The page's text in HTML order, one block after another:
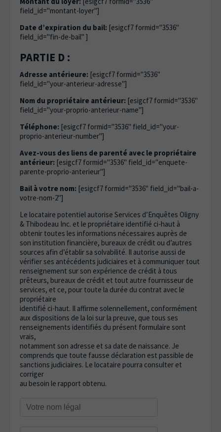
field_id="montant-loyer"]
Date d’expiration du bail: [esigcf7 formid="3536"
field_id="fin-de-bail" ]
PARTIE D :
Adresse antérieure: [esigcf7 formid="3536"
field_id="your-anterieur-adresse"]
Nom du propriétaire antérieur: [esigcf7 formid="3536"
field_id="your-proprio-anterieur-name"]
Téléphone: [esigcf7 formid="3536" field_id="your-
proprio-anterieur-number"]
Avez-vous des liens de parenté avec le propriétaire
antérieur: [esigcf7 formid="3536" field_id="enquete-
parente-proprio-anterieur"]
Bail à votre nom: [esigcf7 formid="3536" field_id="bail-a-
votre-nom-2"]
Le locataire potentiel autorise Services d’Enquêtes Oligny
& Thibodeau Inc. et le propriétaire identifié ci-haut à
obtenir toutes les informations nécessaires auprès de
son institution financière, bureaux de crédit ou d’autres
sources afin d’établir sa solvabilité. Il autorise aussi de
vérifier ses antécédents judiciaires et à communiquer tout
renseignement sur son expérience de crédit à tous
prêteurs, bureaux de crédit et tout autre fournisseur de
services, et ce, pour toute la durée du contrat avec le
propriétaire
identifié ci-haut. Il affirme solennellement, conformément
aux dispositions de la loi sur la preuve, que tous ses
renseignements identifiés du présent formulaire sont
vrais,
notamment son adresse et sa date de naissance. Je
comprends que toute fausse déclaration est passible de
sanctions judiciaires. Le locataire pourra consulter et
corriger
au besoin le rapport obtenu.